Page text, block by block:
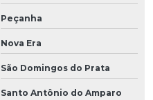
Peçanha
Nova Era
São Domingos do Prata
Santo Antônio do Amparo